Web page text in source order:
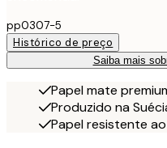
pp0307-5
Histórico de preço
Saiba mais
Papel mate
Produzido na
Papel resistente